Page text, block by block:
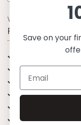
WARUM UNS
Funktion,
OEKO-TEX®
Materialien von
Stilvoll &
Angenehm zu
Mix&Match -
Save on your